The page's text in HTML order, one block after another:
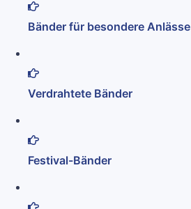
Bänder für besondere Anlässe
Verdrahtete Bänder
Festival-Bänder